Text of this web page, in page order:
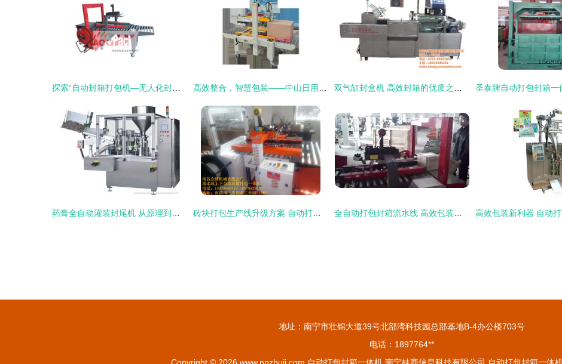
地址：南宁市壮锦大道39号北部湾科技园总部基地B-4办公楼703号
电话：1897764**